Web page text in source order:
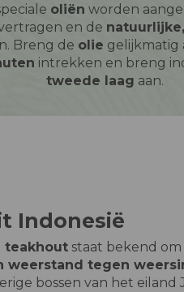
oliën worden
en de
Breng de olie gelijkmatig
intrekken en breng
tweede laag aan.
Indonesië
teakhout staat bekend om
weerstand tegen
bossen van het eiland